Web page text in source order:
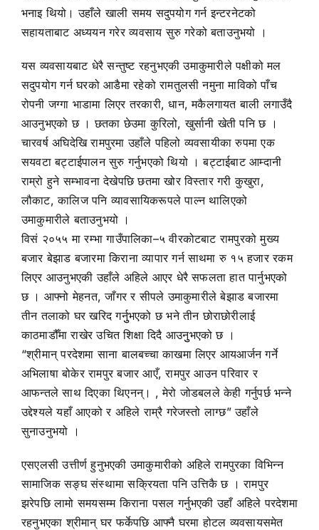
भनाइ थियो। उहाँले खाली समय सदुपयोग गर्न इन्टरनेटको
सहायताबाट अध्ययन गरेर व्यवसाय सुरु गरेको बताउनुभयो ।
यस व्यवसायबाट धेरै सन्तुष्ट रहनुभएकी उमाकुमारीले पक्षीको मल
सदुपयोग गर्न घरको आडैमा रहेको रामतुलसी नमुना माविको पाँच
रोपनी जग्गा भाडामा लिएर तरकारी, धान, मकैलगायत बाली लगाउँदै
आउनुभएको छ । छतका छेउमा कुरिलो, खुर्सानी खेती पनि छ ।
चारवर्ष अघिदेखि रामपुरमा उहाँले पहिलो व्यवसायीका रुपमा एक
सयवटा बट्टाईपालन सुरु गर्नुभएको थियो । बट्टाईबाट आम्दानी
राम्रो हुने सम्भावना देखेपछि छतमा खोर विस्तार गरी कुखुरा,
लौकाट, कालिज पनि व्यावसायिकरूपले पाल्न थालिएको
उमाकुमारीले बताउनुभयो ।
विसं २०५५ मा रम्भा गाउँपालिका–५ वीरकोटबाट रामपुरको मुख्य
बजार बेझाड बजारमा किराना व्यापार गर्न साथमा रु १५ हजार रकम
लिएर आउनुभएकी उहाँले अहिले आएर धेरै सफलता हात पार्नुभएको
छ । आफ्नो मेहनत, जाँगर र सीपले उमाकुमारीले बेझाड बजारमा
तीन तलाको घर खरिद गर्नुुभएको छ भने तीन छोराछोरीलाई
काठमाडौँमा राखेर उचित शिक्षा दिदै आउनुुभएको छ ।
“श्रीमान् परदेशमा साना बालबच्चा काखमा लिएर आयआर्जन गर्ने
अभिलाषा बोकेर रामपुर बजार आएँ, रामपुर आउन परिवार र
आफन्तले साथ दिएका थिएनन्। , मेरो जोडबलले केही गर्नुपर्छ भन्ने
उद्देश्यले यहाँ आएको र अहिले राम्रै गरेजस्तो लाग्छ” उहाँले
सुनाउनुभयो ।
एसएलसी उत्तीर्ण हुनुभएकी उमाकुमारीको अहिले रामपुरका विभिन्न
सामाजिक सङ्घ संस्थामा सक्रियता पनि उत्तिकै छ । रामपुर
झरेपछि लामो समयसम्म किराना पसल गर्नुभएकी उहाँ अहिले परदेशमा
रहनुभएका श्रीमान् घर फर्केपछि आफ्नै घरमा होटल व्यवसायसमेत